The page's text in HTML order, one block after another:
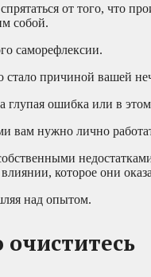
от того, что
собой.
саморефлексии.
стало причиной вашей
глупая ошибка или в
вам нужно лично
которое они
над опытом.